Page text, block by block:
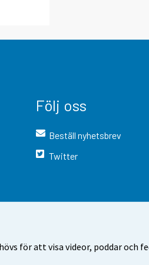
för att visa videor, poddar och
Följ oss
Beställ nyhetsbrev
Twitter